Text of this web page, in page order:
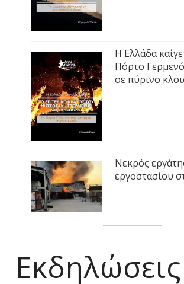
Η Ελλάδα
Πόρτο
σε πύρινο
Νεκρός
εργοστασίου
Εκδηλώσεις